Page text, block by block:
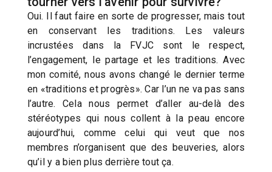
Oui. Il faut faire en sorte de progresser, mais tout
en conservant les traditions. Les valeurs
incrustées dans la FVJC sont le respect,
l’engagement, le partage et les traditions. Avec
mon comité, nous avons changé le dernier terme
en «traditions et progrès». Car l’un ne va pas sans
l’autre. Cela nous permet d’aller au-delà des
stéréotypes qui nous collent à la peau encore
aujourd’hui, comme celui qui veut que nos
membres n’organisent que des beuveries, alors
qu’il y a bien plus derrière tout ça.